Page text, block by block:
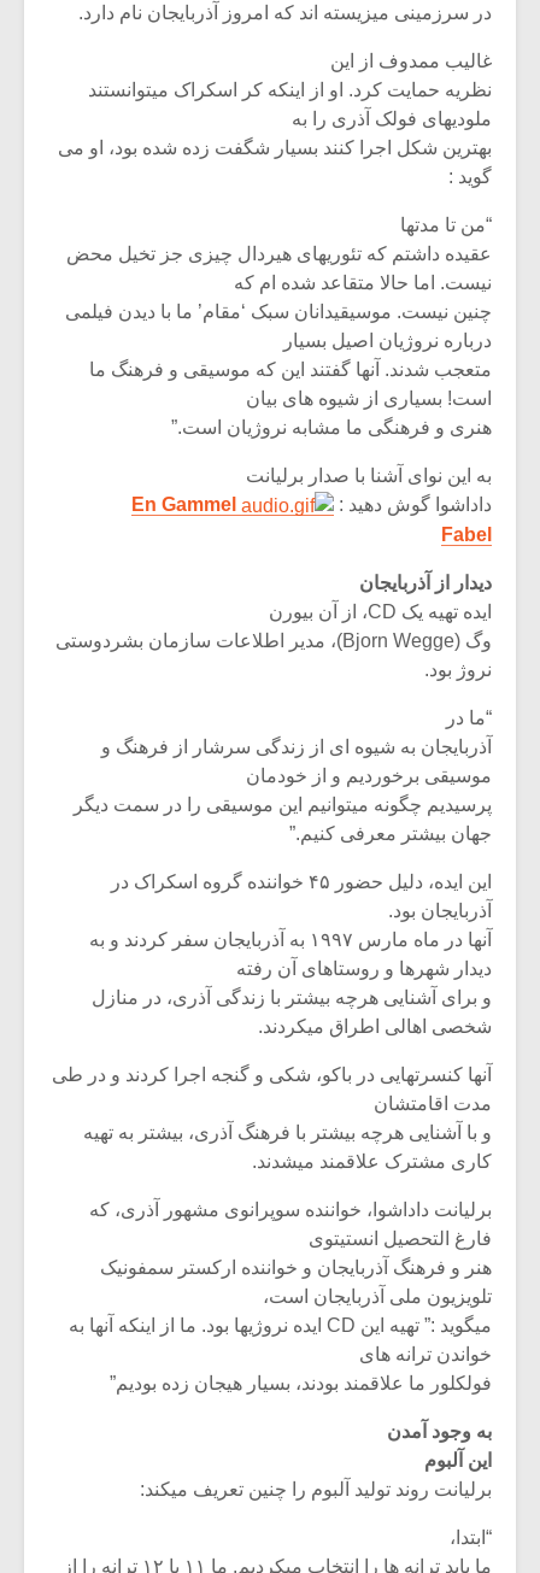
در سرزمینی میزیسته اند که امروز آذربایجان نام دارد.
غالیب ممدوف از این
نظریه حمایت کرد. او از اینکه کر اسکراک میتوانستند
ملودیهای فولک آذری را به
بهترین شکل اجرا کنند بسیار شگفت زده شده بود، او می
گوید :
“من تا مدتها
عقیده داشتم که تئوریهای هیردال چیزی جز تخیل محض
نیست. اما حالا متقاعد شده ام که
چنین نیست. موسیقیدانان سبک ‘مقام’ ما با دیدن فیلمی
درباره نروژیان اصیل بسیار
متعجب شدند. آنها گفتند این که موسیقی و فرهنگ ما
است! بسیاری از شیوه های بیان
هنری و فرهنگی ما مشابه نروژیان است.”
به این نوای آشنا با صدار برلیانت
داداشوا گوش دهید :
En Gammel
Fabel
دیدار از آذربایجان
ایده تهیه یک CD، از آن بیورن
وگ (Bjorn Wegge)، مدیر اطلاعات سازمان بشردوستی
نروژ بود.
“ما در
آذربایجان به شیوه ای از زندگی سرشار از فرهنگ و
موسیقی برخوردیم و از خودمان
پرسیدیم چگونه میتوانیم این موسیقی را در سمت دیگر
جهان بیشتر معرفی کنیم.”
این ایده، دلیل حضور ۴۵ خواننده گروه اسکراک در
آذربایجان بود.
آنها در ماه مارس ۱۹۹۷ به آذربایجان سفر کردند و به
دیدار شهرها و روستاهای آن رفته
و برای آشنایی هرچه بیشتر با زندگی آذری، در منازل
شخصی اهالی اطراق میکردند.
آنها کنسرتهایی در باکو، شکی و گنجه اجرا کردند و در طی
مدت اقامتشان
و با آشنایی هرچه بیشتر با فرهنگ آذری، بیشتر به تهیه
کاری مشترک علاقمند میشدند.
برلیانت داداشوا، خواننده سوپرانوی مشهور آذری، که
فارغ التحصیل انستیتوی
هنر و فرهنگ آذربایجان و خواننده ارکستر سمفونیک
تلویزیون ملی آذربایجان است،
میگوید :” تهیه این CD ایده نروژیها بود. ما از اینکه آنها به
خواندن ترانه های
فولکلور ما علاقمند بودند، بسیار هیجان زده بودیم”
به وجود آمدن
این آلبوم
برلیانت روند تولید آلبوم را چنین تعریف میکند:
“ابتدا،
ما باید ترانه ها را انتخاب میکردیم. ما ۱۱ یا ۱۲ ترانه را از
میکلوش روژا
متن فیلم «متری
شیش و نیم»
مشهورترین باشی،
بدنام ترین باش
موریس ژار